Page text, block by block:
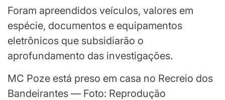
Foram apreendidos veículos, valores em
espécie, documentos e equipamentos
eletrônicos que subsidiarão o
aprofundamento das investigações.
MC Poze está preso em casa no Recreio dos
Bandeirantes — Foto: Reprodução